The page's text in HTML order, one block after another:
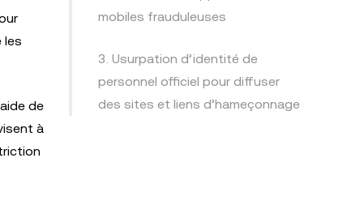
les
de
à
mobiles frauduleuses
3. Usurpation d’identité de
personnel officiel pour diffuser
des sites et liens d’hameçonnage